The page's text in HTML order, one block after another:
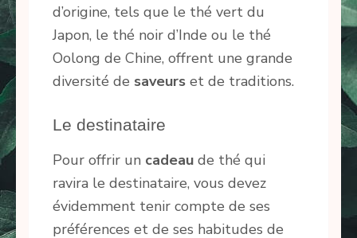
d’origine, tels que le thé vert du
Japon, le thé noir d’Inde ou le thé
Oolong de Chine, offrent une grande
diversité de saveurs et de traditions.
Le destinataire
Pour offrir un cadeau de thé qui
ravira le destinataire, vous devez
évidemment tenir compte de ses
préférences et de ses habitudes de